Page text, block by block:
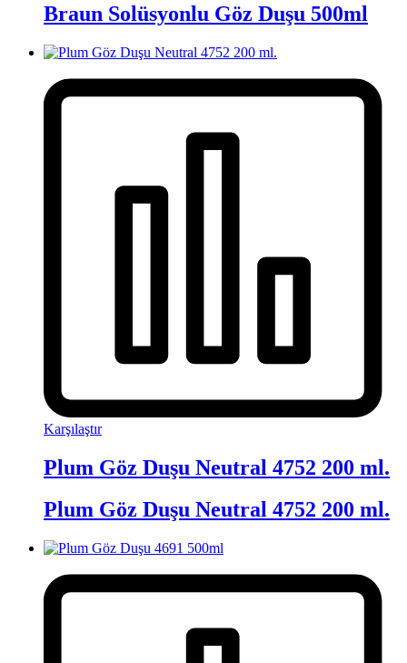
Braun Solüsyonlu Göz Duşu 500ml
Karşılaştır
Plum Göz Duşu Neutral 4752 200 ml.
Plum Göz Duşu Neutral 4752 200 ml.